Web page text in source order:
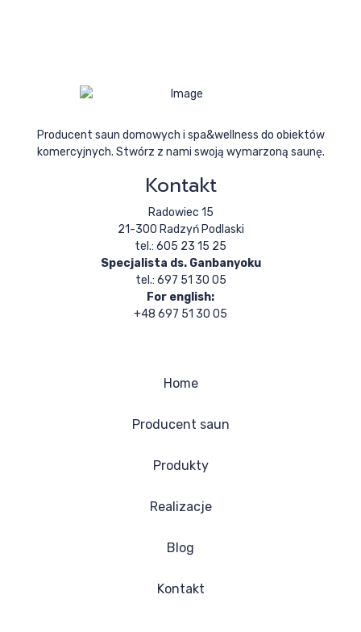
Producent saun domowych i spa&wellness do obiektów
komercyjnych. Stwórz z nami swoją wymarzoną saunę.
Kontakt
Radowiec 15
21-300 Radzyń Podlaski
tel.: 605 23 15 25
Specjalista ds. Ganbanyoku
tel.: 697 51 30 05
For english:
+48 697 51 30 05
Home
Producent saun
Produkty
Realizacje
Blog
Kontakt